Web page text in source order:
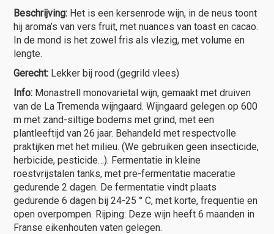
Beschrijving: Het is een kersenrode wijn, in de neus toont
hij aroma’s van vers fruit, met nuances van toast en cacao.
In de mond is het zowel fris als vlezig, met volume en
lengte.
Gerecht: Lekker bij rood (gegrild vlees)
Info: Monastrell monovarietal wijn, gemaakt met druiven
van de La Tremenda wijngaard. Wijngaard gelegen op 600
m met zand-siltige bodems met grind, met een
plantleeftijd van 26 jaar. Behandeld met respectvolle
praktijken met het milieu. (We gebruiken geen insecticide,
herbicide, pesticide…). Fermentatie in kleine
roestvrijstalen tanks, met pre-fermentatie maceratie
gedurende 2 dagen. De fermentatie vindt plaats
gedurende 6 dagen bij 24-25 ° C, met korte, frequentie en
open overpompen. Rijping: Deze wijn heeft 6 maanden in
Franse eikenhouten vaten gelegen.